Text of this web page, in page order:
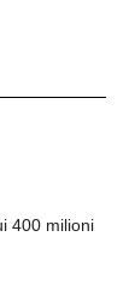
400 milioni